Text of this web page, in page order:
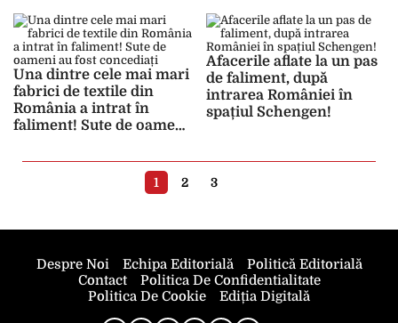
Una dintre cele mai mari
fabrici de textile din
România a intrat în
faliment! Sute de oameni
Afacerile aflate la un pas
de faliment, după
intrarea României în
spațiul Schengen!
1 2 3
Despre Noi Echipa Editorială
Politică Editorială
Contact
Politica De Confidentialitate
Politica De Cookie
Ediția Digitală